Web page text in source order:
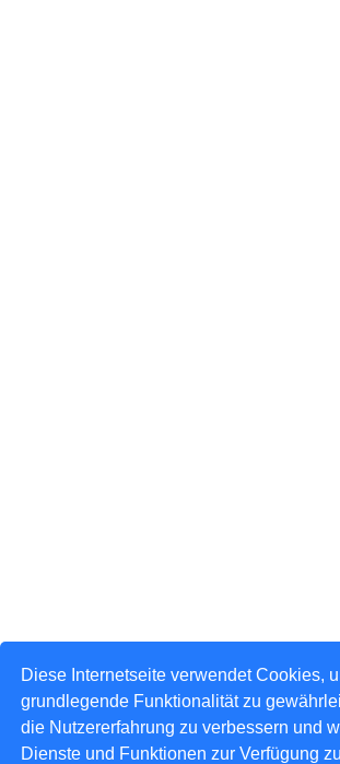
Diese Internetseite verwendet Cookies,
grundlegende Funktionalität zu
die Nutzererfahrung zu verbessern und
Dienste und Funktionen zur Verfügung zu